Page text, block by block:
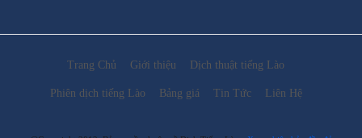
Trang Chủ Giới thiệu Dịch thuật tiếng Lào
Phiên dịch tiếng Lào Bảng giá Tin Tức Liên Hệ